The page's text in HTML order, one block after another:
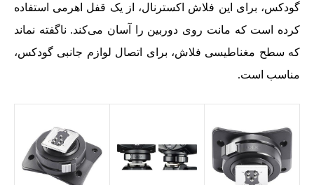
گودکس، برای این فلاش اکسترنال، از یک قفل اهرمی استفاده
کرده است که مانت روی دوربین را آسان می‌کند. ناگفته نماند
که سطح مغناطیسی فلاش، برای اتصال لوازم جانبی گودکس،
مناسب است.